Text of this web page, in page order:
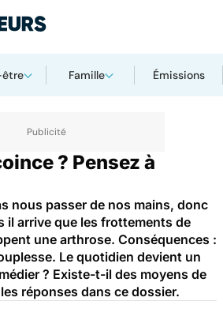
Famille Émissions
? Pensez à
nous passer de nos mains, donc
il arrive que les frottements de
une arthrose. Conséquences :
Le quotidien devient un
? Existe-t-il des moyens de
réponses dans ce dossier.